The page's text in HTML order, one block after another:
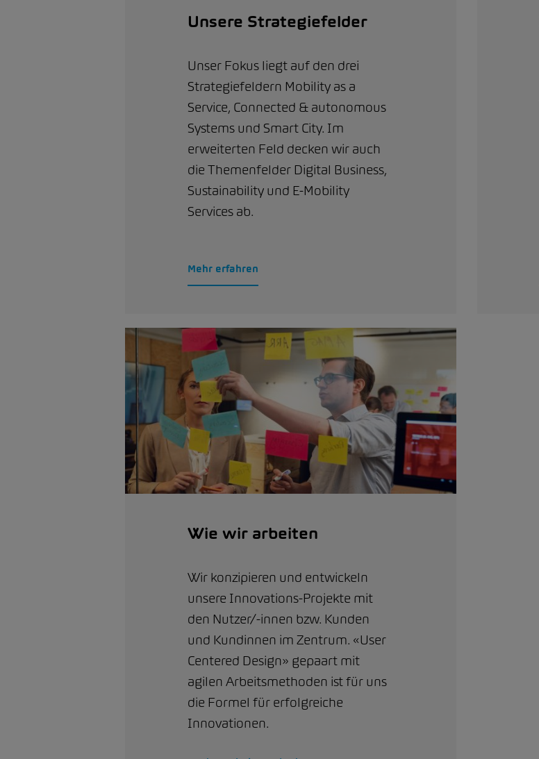
Unsere Strategiefelder
Unser Fokus liegt auf den drei
Strategiefeldern Mobility as a
Service, Connected & autonomous
Systems und Smart City. Im
erweiterten Feld decken wir auch
die Themenfelder Digital Business,
Sustainability und E-Mobility
Services ab.
Mehr erfahren
Wie wir arbeiten
Wir konzipieren und entwickeln
unsere Innovations-Projekte mit
den Nutzer/-innen bzw. Kunden
und Kundinnen im Zentrum. «User
Centered Design» gepaart mit
agilen Arbeitsmethoden ist für uns
die Formel für erfolgreiche
Innovationen.